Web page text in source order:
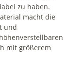
zu haben.
macht die
und
mit größerem